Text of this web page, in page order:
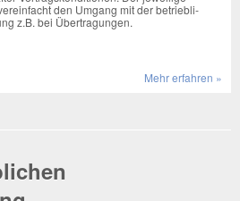
den Umgang mit der betrieb­li­
z.B. bei Über­tra­gun­gen.
Mehr erfah­ren »